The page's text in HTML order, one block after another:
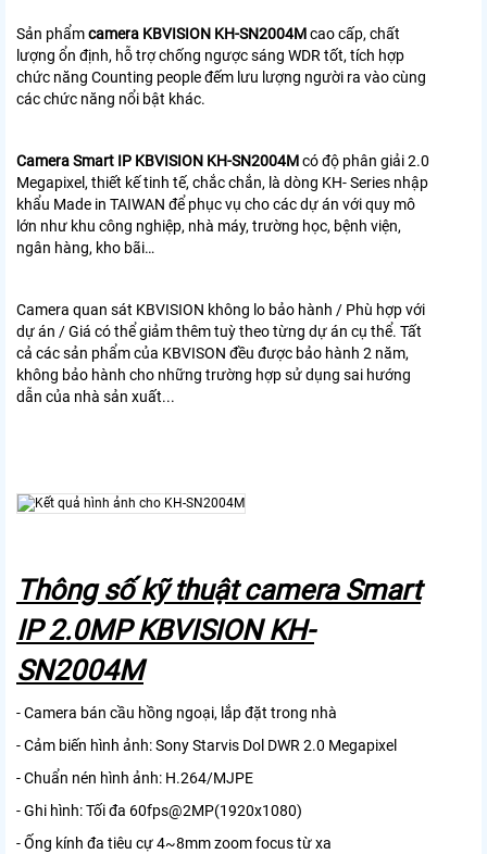
Sản phẩmcamera KBVISION KH-SN2004Mcao cấp, chất
lượng ổn định, hỗ trợ chống ngược sáng WDR tốt, tích hợp
chức năng Counting people đếm lưu lượng người ra vào cùng
các chức năng nổi bật khác.
Camera Smart IP KBVISION KH-SN2004Mcó độ phân giải 2.0
Megapixel, thiết kế tinh tế, chắc chắn, là dòng KH- Series nhập
khẩu Made in TAIWAN để phục vụ cho các dự án với quy mô
lớn như khu công nghiệp, nhà máy, trường học, bệnh viện,
ngân hàng, kho bãi…
Camera quan sát KBVISION không lo bảo hành / Phù hợp với
dự án / Giá có thể giảm thêm tuỳ theo từng dự án cụ thể. Tất
cả các sản phẩm của KBVISON đều được bảo hành 2 năm,
không bảo hành cho những trường hợp sử dụng sai hướng
dẫn của nhà sản xuất...
Thông số kỹ thuật camera Smart
IP 2.0MP KBVISION KH-
SN2004M
- Camera bán cầu hồng ngoại, lắp đặt trong nhà
- Cảm biến hình ảnh: Sony Starvis Dol DWR 2.0 Megapixel
- Chuẩn nén hình ảnh: H.264/MJPE
- Ghi hình: Tối đa 60fps@2MP(1920x1080)
- Ống kính đa tiêu cự 4~8mm zoom focus từ xa